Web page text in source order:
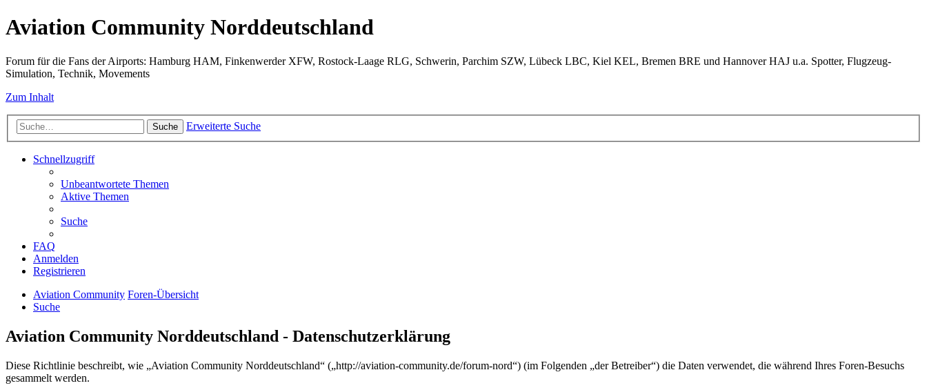
Aviation Community Norddeutschland
Forum für die Fans der Airports: Hamburg HAM, Finkenwerder XFW, Rostock-Laage RLG, Schwerin, Parchim SZW, Lübeck LBC, Kiel KEL, Bremen BRE und Hannover HAJ u.a. Spotter, Flugzeug-
Simulation, Technik, Movements
Zum Inhalt
Suche Erweiterte Suche
Schnellzugriff
Unbeantwortete Themen
Aktive Themen
Suche
FAQ
Anmelden
Registrieren
Aviation Community Foren-Übersicht
Suche
Aviation Community Norddeutschland - Datenschutzerklärung
Diese Richtlinie beschreibt, wie „Aviation Community Norddeutschland“ („http://aviation-community.de/forum-nord“) (im Folgenden „der Betreiber“) die Daten verwendet, die während Ihres Foren-Besuchs
gesammelt werden.